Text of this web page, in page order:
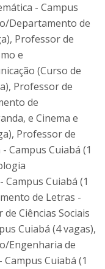
- Campus
Departamento de
Professor de
e
(Curso de
Professor de
de
e Cinema e
Professor de
Campus Cuiabá (1
Cuiabá (1
de Letras -
Ciências Sociais
Cuiabá (4 vagas),
Engenharia de
Cuiabá (1